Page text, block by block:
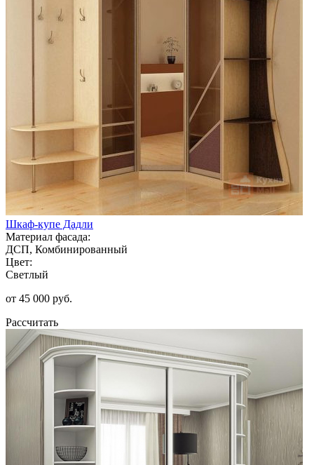
Шкаф-купе Дадли
Материал фасада:
ДСП, Комбинированный
Цвет:
Светлый
от 45 000 руб.
Рассчитать